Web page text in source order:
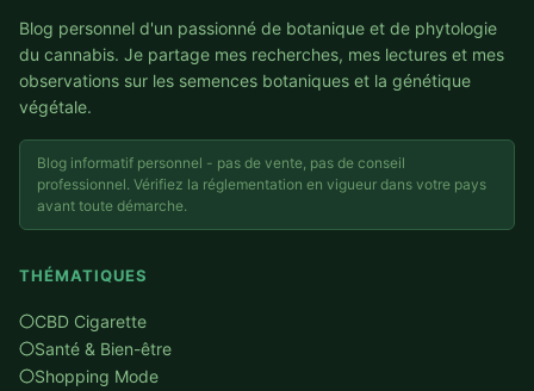
Blog personnel d'un passionné de botanique et de phytologie
du cannabis. Je partage mes recherches, mes lectures et mes
observations sur les semences botaniques et la génétique
végétale.
Blog informatif personnel - pas de vente, pas de conseil
professionnel. Vérifiez la réglementation en vigueur dans votre pays
avant toute démarche.
THÉMATIQUES
CBD Cigarette
Santé & Bien-être
Shopping Mode